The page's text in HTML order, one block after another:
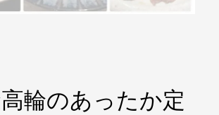
輪のあったか定